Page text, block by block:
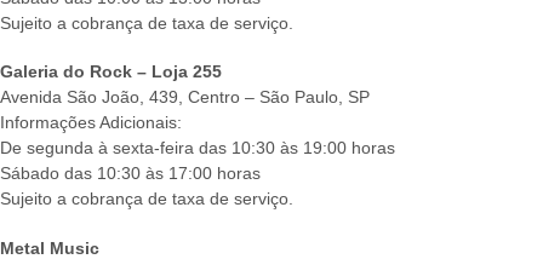
Sujeito a cobrança de taxa de serviço.
Galeria do Rock – Loja 255
Avenida São João, 439, Centro – São Paulo, SP
Informações Adicionais:
De segunda à sexta-feira das 10:30 às 19:00 horas
Sábado das 10:30 às 17:00 horas
Sujeito a cobrança de taxa de serviço.
Metal Music